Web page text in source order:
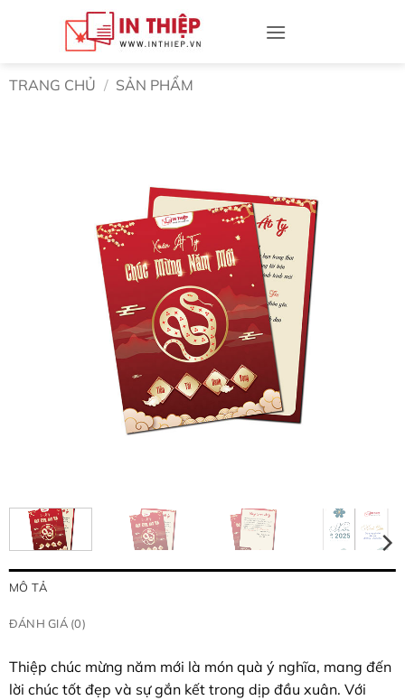
dung
TRANG CHỦ / SẢN PHẨM
MÔ TẢ
ĐÁNH GIÁ (0)
Thiệp chúc mừng năm mới là món quà ý nghĩa, mang đến
lời chúc tốt đẹp và sự gắn kết trong dịp đầu xuân. Với